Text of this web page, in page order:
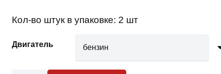
Кол-во штук в упаковке: 2 шт
Двигатель